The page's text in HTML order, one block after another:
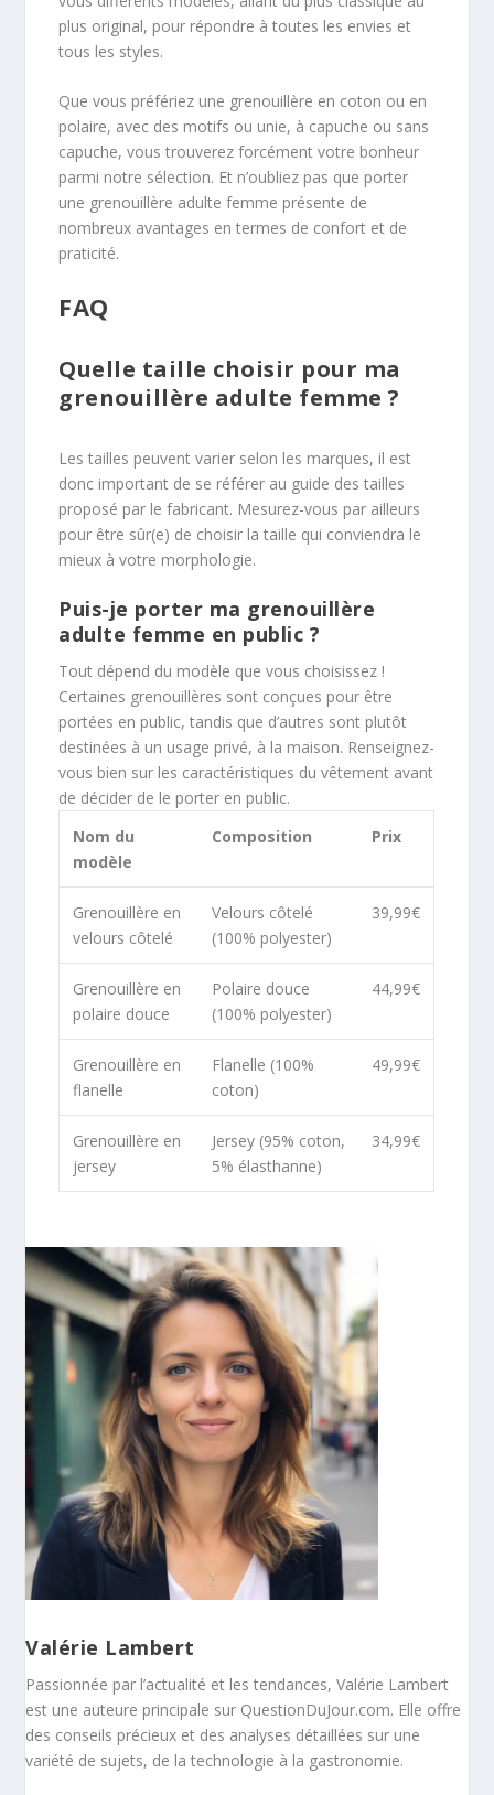
plus original, pour répondre à toutes les envies et
tous les styles.
Que vous préfériez une grenouillère en coton ou en
polaire, avec des motifs ou unie, à capuche ou sans
capuche, vous trouverez forcément votre bonheur
parmi notre sélection. Et n’oubliez pas que porter
une grenouillère adulte femme présente de
nombreux avantages en termes de confort et de
praticité.
FAQ
Quelle taille choisir pour ma
grenouillère adulte femme ?
Les tailles peuvent varier selon les marques, il est
donc important de se référer au guide des tailles
proposé par le fabricant. Mesurez-vous par ailleurs
pour être sûr(e) de choisir la taille qui conviendra le
mieux à votre morphologie.
Puis-je porter ma grenouillère
adulte femme en public ?
Tout dépend du modèle que vous choisissez !
Certaines grenouillères sont conçues pour être
portées en public, tandis que d’autres sont plutôt
destinées à un usage privé, à la maison. Renseignez-
vous bien sur les caractéristiques du vêtement avant
de décider de le porter en public.
Nom du
modèle
Composition Prix
Grenouillère en
velours côtelé
Velours côtelé
(100% polyester)
39,99€
Grenouillère en
polaire douce
Polaire douce
(100% polyester)
44,99€
Grenouillère en
flanelle
Flanelle (100%
coton)
49,99€
Grenouillère en
jersey
Jersey (95% coton,
5% élasthanne)
34,99€
Valérie Lambert
Passionnée par l’actualité et les tendances, Valérie Lambert
est une auteure principale sur QuestionDuJour.com. Elle offre
des conseils précieux et des analyses détaillées sur une
variété de sujets, de la technologie à la gastronomie.